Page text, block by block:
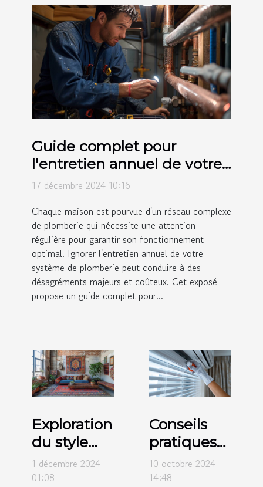
Guide complet pour
l'entretien annuel de votre
système de plomberie
17 décembre 2024 10:16
Chaque maison est pourvue d'un réseau complexe
de plomberie qui nécessite une attention
régulière pour garantir son fonctionnement
optimal. Ignorer l'entretien annuel de votre
système de plomberie peut conduire à des
désagréments majeurs et coûteux. Cet exposé
propose un guide complet pour...
Exploration
du style
bohème :
origines et
1 décembre 2024
01:08
Conseils
pratiques
pour
l'entretien
10 octobre 2024
14:48